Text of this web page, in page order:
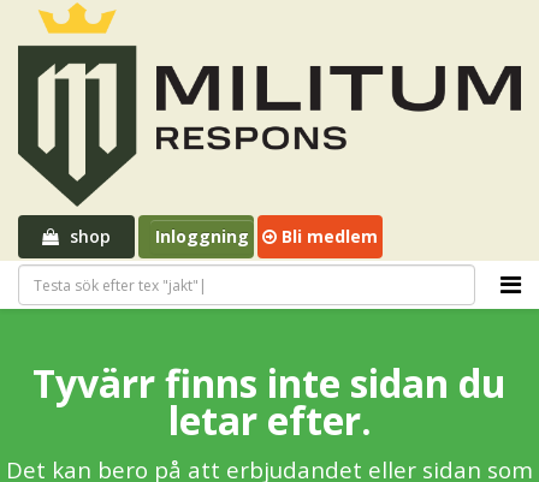
shop Inloggning Bli medlem
Tyvärr finns inte sidan du
letar efter.
Det kan bero på att erbjudandet eller sidan som